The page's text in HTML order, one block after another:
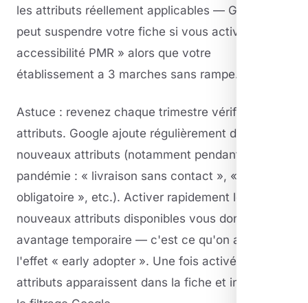
les attributs réellement applicables — Google
peut suspendre votre fiche si vous activez «
accessibilité PMR » alors que votre
établissement a 3 marches sans rampe.
Astuce : revenez chaque trimestre vérifier vos
attributs. Google ajoute régulièrement de
nouveaux attributs (notamment pendant la
pandémie : « livraison sans contact », « masque
obligatoire », etc.). Activer rapidement les
nouveaux attributs disponibles vous donne un
avantage temporaire — c'est ce qu'on appelle
l'effet « early adopter ». Une fois activés, ces
attributs apparaissent dans la fiche et influencent